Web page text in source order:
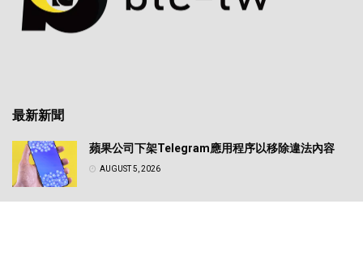
最新新聞
蘋果公司下架Telegram應用程序以移除違法內容
AUGUST 5, 2026